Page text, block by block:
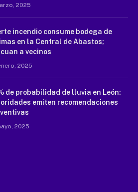
2025
incendio consume bodega de
en la Central de Abastos;
a vecinos
2025
de probabilidad de lluvia en León:
emiten recomendaciones
2025